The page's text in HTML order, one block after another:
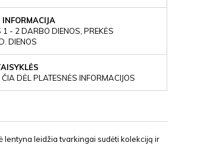
1 - 2 DARBO DIENOS, PREKĖS
DIENOS
DĖL PLATESNĖS INFORMACIJOS
lentyna leidžia tvarkingai sudėti kolekciją ir